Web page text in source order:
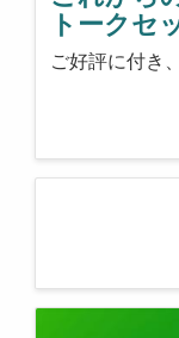
トークセ
ご好評に付き